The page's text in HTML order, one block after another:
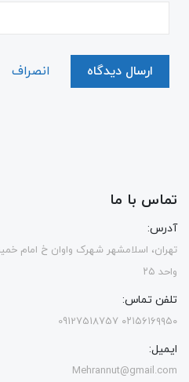
ارسال دیدگاه انصراف
تماس با ما
آدرس:
تهران، اسلامشهر شهرک واوان خ امام
واحد ۲۵
تلفن تماس:
۰۲۱۵۶۱۶۹۹۵۰ 09127518757
ایمیل:
Mehrannut@gmail.com